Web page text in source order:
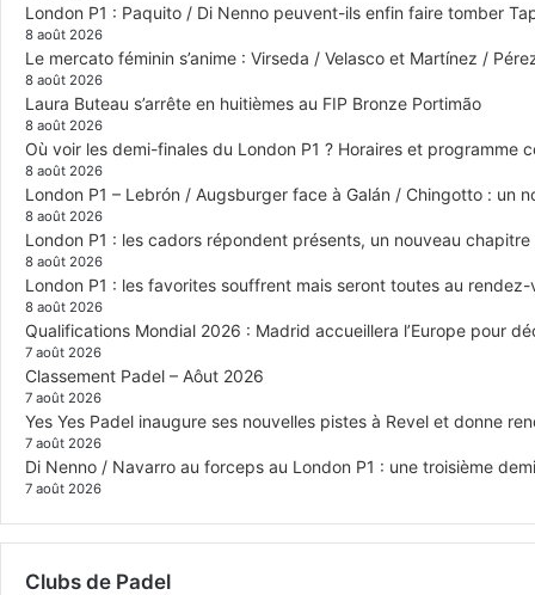
London P1 : Paquito / Di Nenno peuvent-ils enfin faire tomber
8 août 2026
Le mercato féminin s’anime : Virseda / Velasco et Martínez /
8 août 2026
Laura Buteau s’arrête en huitièmes au FIP Bronze Portimão
8 août 2026
Où voir les demi-finales du London P1 ? Horaires et programme
8 août 2026
London P1 – Lebrón / Augsburger face à Galán / Chingotto : un
8 août 2026
London P1 : les cadors répondent présents, un nouveau
8 août 2026
London P1 : les favorites souffrent mais seront toutes au
8 août 2026
Qualifications Mondial 2026 : Madrid accueillera l’Europe pour
7 août 2026
Classement Padel – Aôut 2026
7 août 2026
Yes Yes Padel inaugure ses nouvelles pistes à Revel et donne
7 août 2026
Di Nenno / Navarro au forceps au London P1 : une troisième
7 août 2026
Clubs de Padel